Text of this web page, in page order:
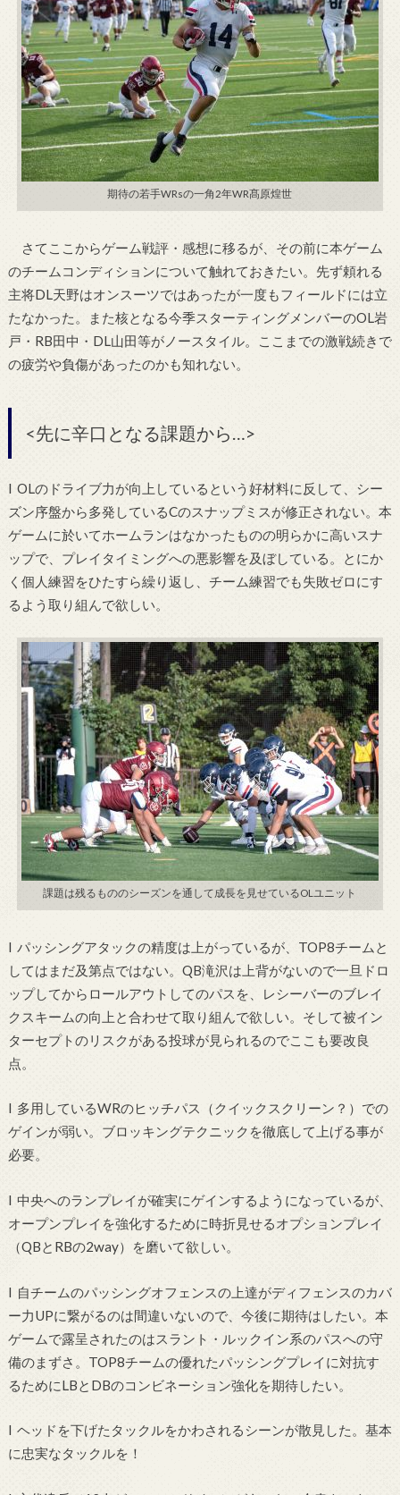
期待の若手WRsの一角2年WR髙原煌世
さてここからゲーム戦評・感想に移るが、その前に本ゲーム
のチームコンディションについて触れておきたい。先ず頼れる
主将DL天野はオンスーツではあったが一度もフィールドには立
たなかった。また核となる今季スターティングメンバーのOL岩
戸・RB田中・DL山田等がノースタイル。ここまでの激戦続きで
の疲労や負傷があったのかも知れない。
<先に辛口となる課題から…>
l OLのドライブ力が向上しているという好材料に反して、シー
ズン序盤から多発しているCのスナップミスが修正されない。本
ゲームに於いてホームランはなかったものの明らかに高いスナ
ップで、プレイタイミングへの悪影響を及ぼしている。とにか
く個人練習をひたすら繰り返し、チーム練習でも失敗ゼロにす
るよう取り組んで欲しい。
課題は残るもののシーズンを通して成長を見せているOLユニット
l パッシングアタックの精度は上がっているが、TOP8チームと
してはまだ及第点ではない。QB滝沢は上背がないので一旦ドロ
ップしてからロールアウトしてのパスを、レシーバーのブレイ
クスキームの向上と合わせて取り組んで欲しい。そして被イン
ターセプトのリスクがある投球が見られるのでここも要改良
点。
l 多用しているWRのヒッチパス（クイックスクリーン？）での
ゲインが弱い。ブロッキングテクニックを徹底して上げる事が
必要。
l 中央へのランプレイが確実にゲインするようになっているが、
オープンプレイを強化するために時折見せるオプションプレイ
（QBとRBの2way）を磨いて欲しい。
l 自チームのパッシングオフェンスの上達がディフェンスのカバ
ー力UPに繋がるのは間違いないので、今後に期待はしたい。本
ゲームで露呈されたのはスラント・ルックイン系のパスへの守
備のまずさ。TOP8チームの優れたパッシングプレイに対抗す
るためにLBとDBのコンビネーション強化を期待したい。
l ヘッドを下げたタックルをかわされるシーンが散見した。基本
に忠実なタックルを！